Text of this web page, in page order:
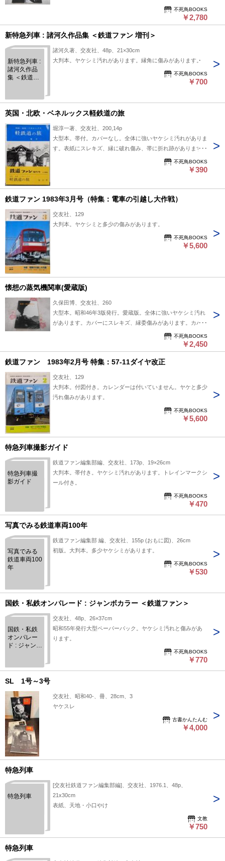
不死鳥BOOKS
￥2,780
新特急列車 : 諸河久作品集 ＜鉄道ファン 増刊＞
新特急列車 :
諸河久作品
集 ＜鉄道フ
諸河久著、交友社、48p、21×30cm
大判本。ヤケシミ汚れがあります。縁角に傷みがあります。
不死鳥BOOKS
￥700
英国・北欧・ベネルックス軽鉄道の旅
堀淳一著、交友社、200,14p
大型本。帯付。カバーなし。全体に強いヤケシミ汚れがありま
す。表紙にスレキズ、縁に破れ傷み、帯に折れ跡があります。
不死鳥BOOKS
￥390
鉄道ファン 1983年3月号（特集：電車の引越し大作戦）
交友社、129
大判本。ヤケシミと多少の傷みがあります。
不死鳥BOOKS
￥5,600
懐想の蒸気機関車(愛蔵版)
久保田博、交友社、260
大型本。昭和46年3版発行。愛蔵版。全体に強いヤケシミ汚れ
があります。カバーにスレキズ、縁委傷みがあります。カバ
不死鳥BOOKS
￥2,450
鉄道ファン 1983年2月号 特集：57-11ダイヤ改正
交友社、129
大判本。付図付き。カレンダーは付いていません。ヤケと多少
汚れ傷みがあります。
不死鳥BOOKS
￥5,600
特急列車撮影ガイド
特急列車撮
影ガイド
鉄道ファン編集部編、交友社、173p、19×26cm
大判本。帯付き。ヤケシミ汚れがあります。トレインマークシ
ール付き。
不死鳥BOOKS
￥470
写真でみる鉄道車両100年
写真でみる
鉄道車両100
年
鉄道ファン編集部 編、交友社、155p (おもに図)、26cm
初版。大判本。多少ヤケシミがあります。
不死鳥BOOKS
￥530
国鉄・私鉄オンパレード : ジャンボカラー ＜鉄道ファン＞
国鉄・私鉄
オンパレー
ド : ジャンボ
交友社、48p、26×37cm
昭和55年発行大型ペーパーバック。ヤケシミ汚れと傷みがあ
ります。
不死鳥BOOKS
￥770
SL 1号～3号
交友社、昭和40-、冊、28cm、3
ヤケスレ
古書かんたんむ
￥4,000
特急列車
特急列車
[交友社鉄道ファン編集部編]、交友社、1976.1、48p、
21x30cm
表紙、天地・小口やけ
文教
￥750
特急列車